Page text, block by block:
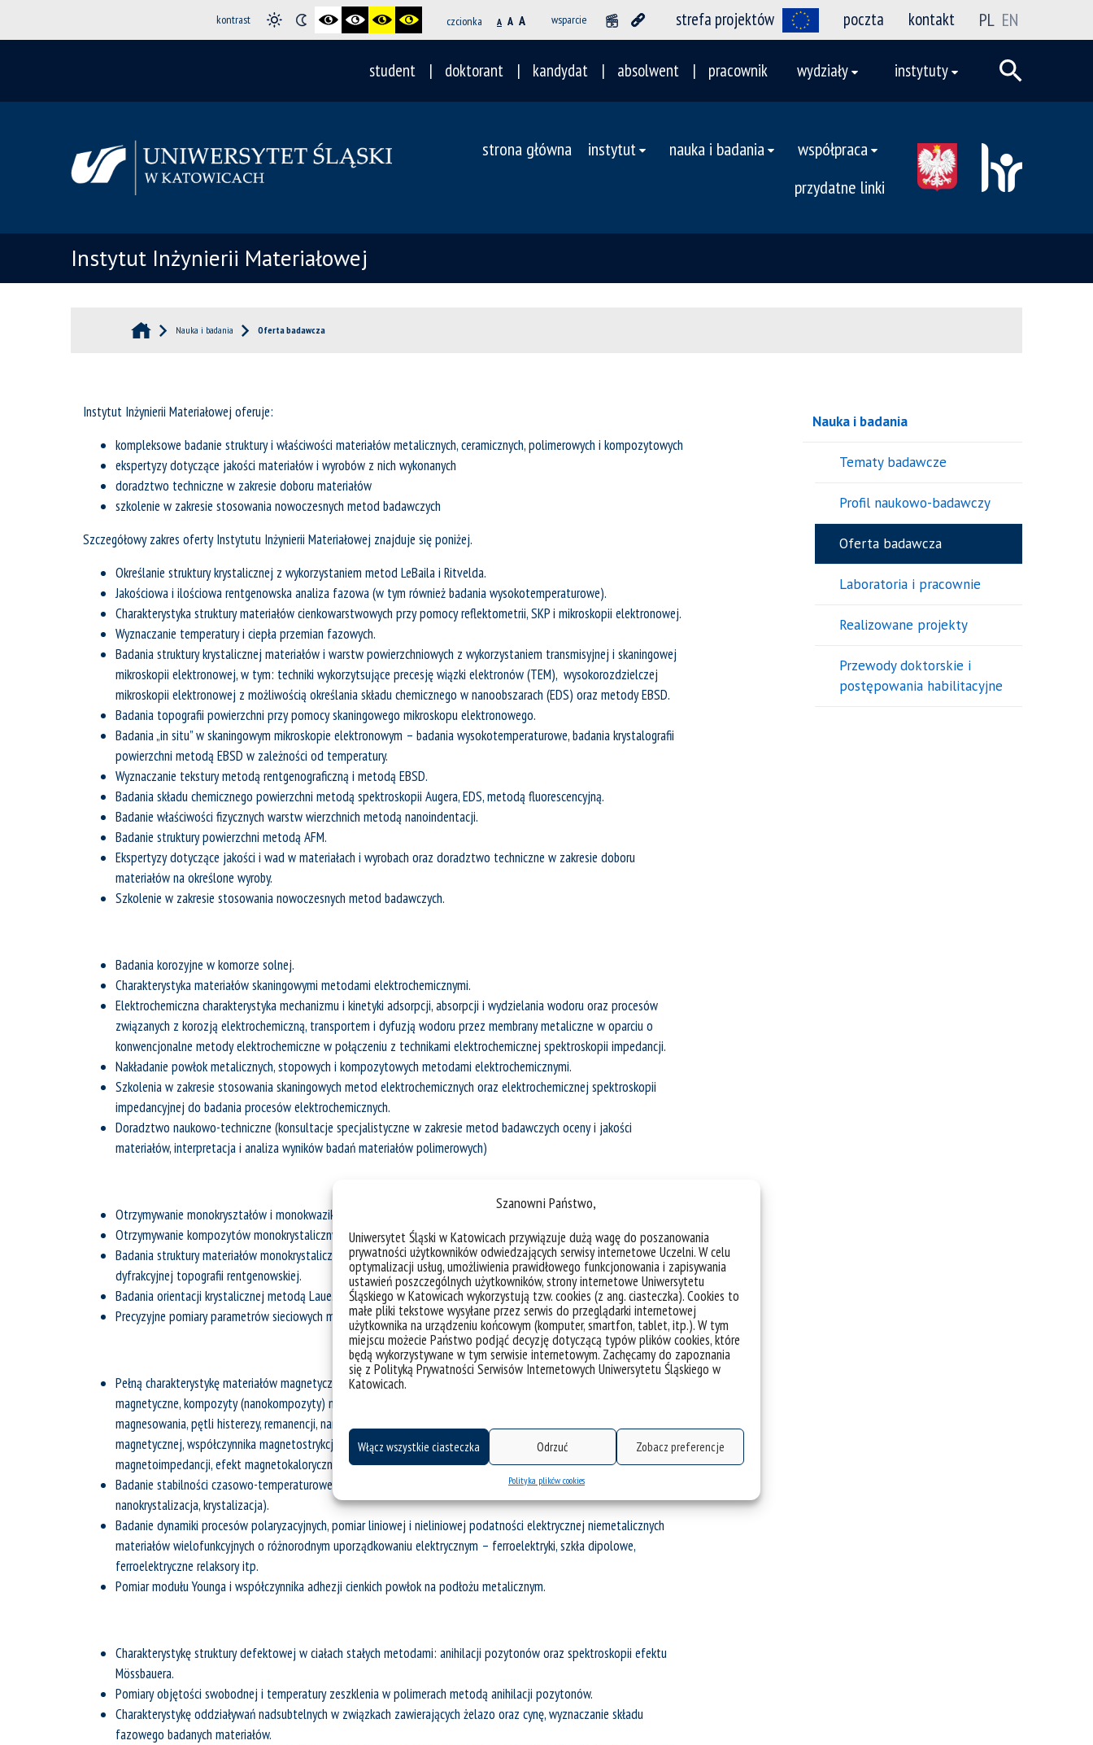
Szanowni Państwo,
Uniwersytet Śląski w Katowicach przywiązuje dużą wagę do poszanowania
prywatności użytkowników odwiedzających serwisy internetowe Uczelni. W celu
optymalizacji usług, umożliwienia prawidłowego funkcjonowania i zapisywania
ustawień poszczególnych użytkowników, strony internetowe Uniwersytetu
Śląskiego w Katowicach wykorzystują tzw. cookies (z ang. ciasteczka). Cookies to
małe pliki tekstowe wysyłane przez serwis do przeglądarki internetowej
użytkownika na urządzeniu końcowym (komputer, smartfon, tablet, itp.). W tym
miejscu możecie Państwo podjąć decyzję dotyczącą typów plików cookies, które
będą wykorzystywane w tym serwisie internetowym. Zachęcamy do zapoznania
się z Polityką Prywatności Serwisów Internetowych Uniwersytetu Śląskiego w
Katowicach.
Włącz wszystkie ciasteczka Odrzuć Zobacz preferencje
Polityka plików cookies
kontrast czcionka A A A wsparcie strefa projektów poczta kontakt PL EN
student doktorant kandydat absolwent pracownik wydziały instytuty
strona główna instytut nauka i badania
współpraca
przydatne linki
Instytut Inżynierii Materiałowej
Nauka i badania Oferta badawcza
Instytut Inżynierii Materiałowej oferuje:
kompleksowe badanie struktury i właściwości materiałów metalicznych, ceramicznych, polimerowych i kompozytowych
ekspertyzy dotyczące jakości materiałów i wyrobów z nich wykonanych
doradztwo techniczne w zakresie doboru materiałów
szkolenie w zakresie stosowania nowoczesnych metod badawczych
Szczegółowy zakres oferty Instytutu Inżynierii Materiałowej znajduje się poniżej.
Określanie struktury krystalicznej z wykorzystaniem metod LeBaila i Ritvelda.
Jakościowa i ilościowa rentgenowska analiza fazowa (w tym również badania wysokotemperaturowe).
Charakterystyka struktury materiałów cienkowarstwowych przy pomocy reflektometrii, SKP i mikroskopii elektronowej.
Wyznaczanie temperatury i ciepła przemian fazowych.
Badania struktury krystalicznej materiałów i warstw powierzchniowych z wykorzystaniem transmisyjnej i skaningowej
mikroskopii elektronowej, w tym: techniki wykorzytsujące precesję wiązki elektronów (TEM), wysokorozdzielczej
mikroskopii elektronowej z możliwością określania składu chemicznego w nanoobszarach (EDS) oraz metody EBSD.
Badania topografii powierzchni przy pomocy skaningowego mikroskopu elektronowego.
Badania „in situ” w skaningowym mikroskopie elektronowym – badania wysokotemperaturowe, badania krystalografii
powierzchni metodą EBSD w zależności od temperatury.
Wyznaczanie tekstury metodą rentgenograficzną i metodą EBSD.
Badania składu chemicznego powierzchni metodą spektroskopii Augera, EDS, metodą fluorescencyjną.
Badanie właściwości fizycznych warstw wierzchnich metodą nanoindentacji.
Badanie struktury powierzchni metodą AFM.
Ekspertyzy dotyczące jakości i wad w materiałach i wyrobach oraz doradztwo techniczne w zakresie doboru
materiałów na określone wyroby.
Szkolenie w zakresie stosowania nowoczesnych metod badawczych.
Badania korozyjne w komorze solnej.
Charakterystyka materiałów skaningowymi metodami elektrochemicznymi.
Elektrochemiczna charakterystyka mechanizmu i kinetyki adsorpcji, absorpcji i wydzielania wodoru oraz procesów
związanych z korozją elektrochemiczną, transportem i dyfuzją wodoru przez membrany metaliczne w oparciu o
konwencjonalne metody elektrochemiczne w połączeniu z technikami elektrochemicznej spektroskopii impedancji.
Nakładanie powłok metalicznych, stopowych i kompozytowych metodami elektrochemicznymi.
Szkolenia w zakresie stosowania skaningowych metod elektrochemicznych oraz elektrochemicznej spektroskopii
impedancyjnej do badania procesów elektrochemicznych.
Doradztwo naukowo-techniczne (konsultacje specjalistyczne w zakresie metod badawczych oceny i jakości
materiałów, interpretacja i analiza wyników badań materiałów polimerowych)
Otrzymywanie monokryształów i monokwazikryształów metali i ich stopów.
Otrzymywanie kompozytów monokrystalicznych, w tym kompozytów z frakcją faz kwazikrystalicznych.
Badania struktury materiałów monokrystalicznych (w tym monokrystalicznych nadstopów niklu) metodami
dyfrakcyjnej topografii rentgenowskiej.
Badania orientacji krystalicznej metodą Laue.
Precyzyjne pomiary parametrów sieciowych monokryształów metodą Bonda.
Pełną charakterystykę materiałów magnetycznie miękkich (taśmy amorficzne typu melt spinning, proszki (nanoproszki)
magnetyczne, kompozyty (nanokompozyty) magnetyczne) – pomiar statycznych i dynamicznych krzywych
magnesowania, pętli histerezy, remanencji, namagnesowana nasycenia, temperatury Curie, zespolonej przenikalności
magnetycznej, współczynnika magnetostrykcji, obserwacja struktury domenowej, rozkład strat magnetycznych, pomiar
magnetoimpedancji, efekt magnetokaloryczny itp.
Badanie stabilności czasowo-temperaturowej magnetycznych materiałów amorficznych (relaksacja strukturalna,
nanokrystalizacja, krystalizacja).
Badanie dynamiki procesów polaryzacyjnych, pomiar liniowej i nieliniowej podatności elektrycznej niemetalicznych
materiałów wielofunkcyjnych o różnorodnym uporządkowaniu elektrycznym – ferroelektryki, szkła dipolowe,
ferroelektryczne relaksory itp.
Pomiar modułu Younga i współczynnika adhezji cienkich powłok na podłożu metalicznym.
Charakterystykę struktury defektowej w ciałach stałych metodami: anihilacji pozytonów oraz spektroskopii efektu
Mössbauera.
Pomiary objętości swobodnej i temperatury zeszklenia w polimerach metodą anihilacji pozytonów.
Charakterystykę oddziaływań nadsubtelnych w związkach zawierających żelazo oraz cynę, wyznaczanie składu
fazowego badanych materiałów.
Nauka i badania
Tematy badawcze
Profil naukowo-badawczy
Oferta badawcza
Laboratoria i pracownie
Realizowane projekty
Przewody doktorskie i
postępowania habilitacyjne